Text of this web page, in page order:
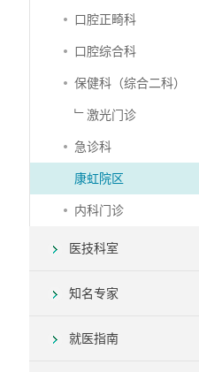
口腔正畸科
口腔综合科
保健科（综合二科）
﹂激光门诊
急诊科
康虹院区
内科门诊
医技科室
知名专家
就医指南